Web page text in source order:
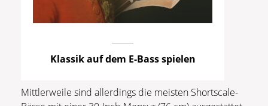
Klassik auf dem E-Bass spielen
Mittlerweile sind allerdings die meisten Shortscale-